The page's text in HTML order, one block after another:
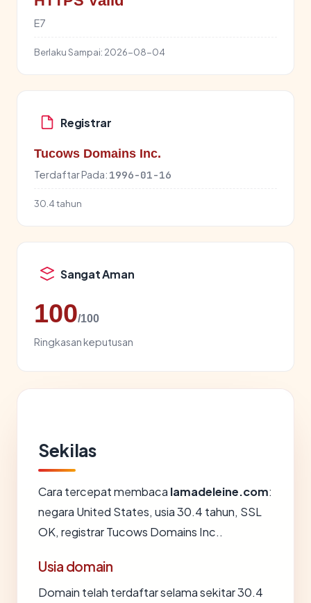
E7
Berlaku Sampai: 2026-08-04
Registrar
Tucows Domains Inc.
Terdaftar Pada: 1996-01-16
30.4 tahun
Sangat Aman
100/100
Ringkasan keputusan
Sekilas
Cara tercepat membaca lamadeleine.com:
negara United States, usia 30.4 tahun, SSL
OK, registrar Tucows Domains Inc..
Usia domain
Domain telah terdaftar selama sekitar 30.4